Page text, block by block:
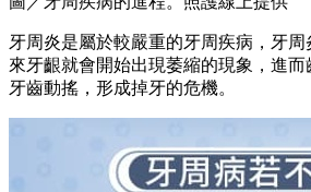
牙周炎是屬於較嚴重的牙周疾病，牙
來牙齦就會開始出現萎縮的現象，進
牙齒動搖，形成掉牙的危機。